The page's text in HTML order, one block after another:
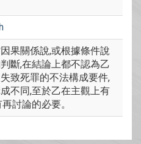
果關係說,或根據條件說
斷,在結論上都不認為乙
致死罪的不法構成要件,
不同,至於乙在主觀上有
討論的必要。